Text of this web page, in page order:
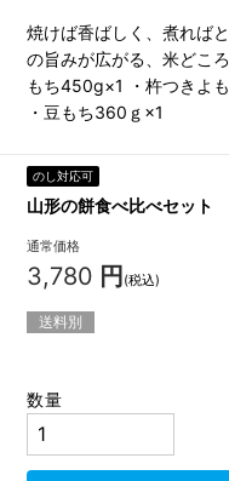
焼けば香ばしく、煮れば
の旨みが広がる、米どこ
もち450g×1 ・杵つきよ
・豆もち360ｇ×1
のし対応可
山形の餅食べ比べセット
通常価格
3,780 円 (税込)
送料別
数量